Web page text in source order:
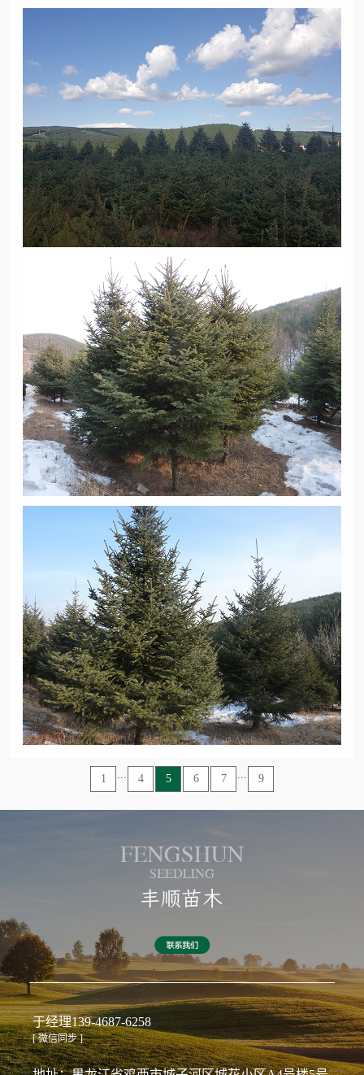
1 ... 4 5 6 7 ... 9
于经理139-4687-6258
[ 微信同步 ]